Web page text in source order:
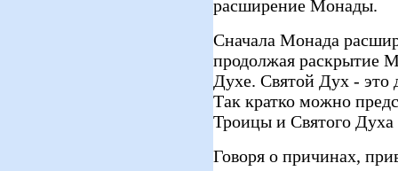
расширение Монады.
Сначала Монада
продолжая раскрытие
Духе. Святой Дух -
Так кратко можно
Троицы и Святого
Говоря о причинах,